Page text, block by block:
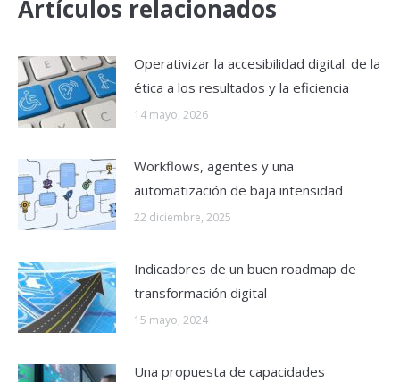
Artículos relacionados
Operativizar la accesibilidad digital: de la
ética a los resultados y la eficiencia
14 mayo, 2026
Workflows, agentes y una
automatización de baja intensidad
22 diciembre, 2025
Indicadores de un buen roadmap de
transformación digital
15 mayo, 2024
Una propuesta de capacidades